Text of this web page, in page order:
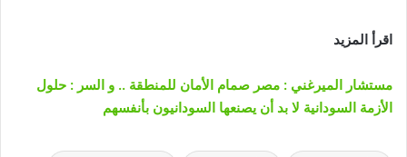
اقرأ المزيد
مستشار الميرغني : مصر صمام الأمان للمنطقة .. و السر : حلول
الأزمة السودانية لا بد أن يصنعها السودانيون بأنفسهم